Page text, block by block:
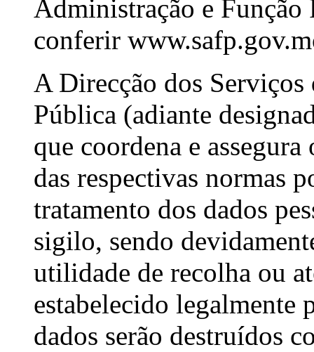
Administração e Função
conferir
A Direcção dos
Pública (adiante
que coordena e
das respectivas normas
tratamento dos dados
sigilo, sendo
utilidade de recolha ou
estabelecido legalmente
dados serão destruídos